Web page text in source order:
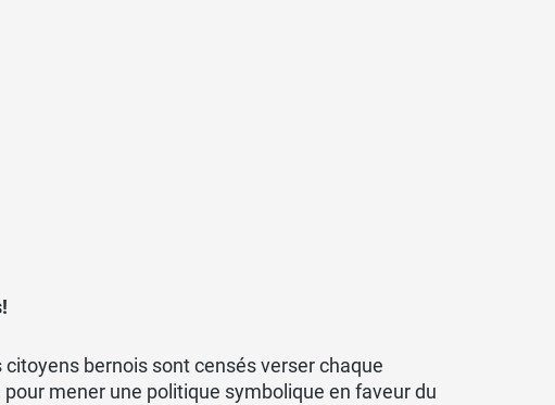
citoyens bernois sont censés verser chaque
mener une politique symbolique en faveur du